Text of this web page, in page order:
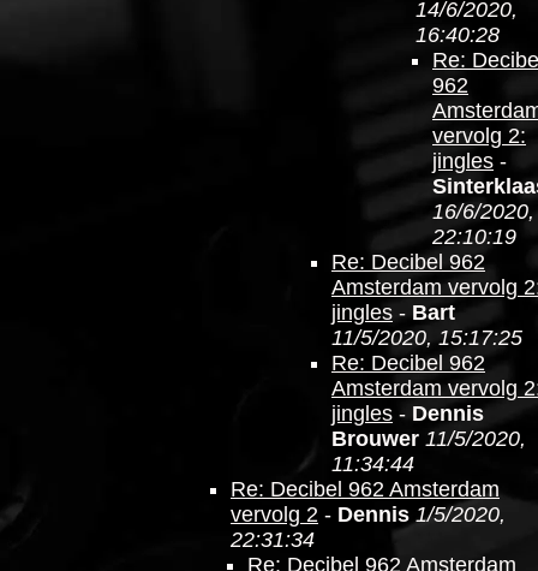
14/6/2020,
16:40:28
Re:
962
vervolg 2:
jingles -
16/6/2020,
22:10:19
Re: Decibel 962
Amsterdam vervolg
jingles - Bart
11/5/2020, 15:17:25
Re: Decibel 962
Amsterdam vervolg
jingles - Dennis
Brouwer 11/5/2020,
11:34:44
Re: Decibel 962 Amsterdam
vervolg 2 - Dennis 1/5/2020,
22:31:34
Re: Decibel 962 Amsterdam